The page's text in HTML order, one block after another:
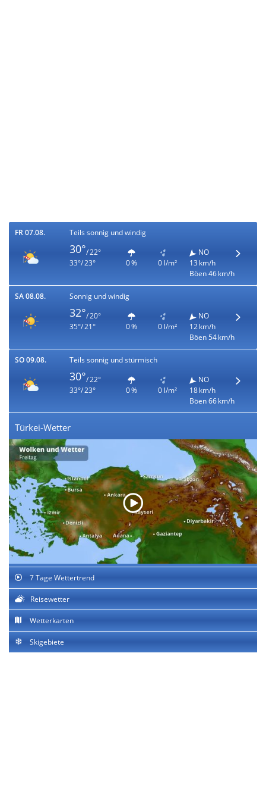
FR 07.08. Teils sonnig und windig
30°/ 22°
33°/ 23°
0 % 0 l/m²
NO
13 km/h
Böen 46 km/h
SA 08.08. Sonnig und windig
32°/ 20°
35°/ 21°
0 % 0 l/m²
NO
12 km/h
Böen 54 km/h
SO 09.08. Teils sonnig und stürmisch
30°/ 22°
33°/ 23°
0 % 0 l/m²
NO
18 km/h
Böen 66 km/h
Türkei-Wetter
7 Tage Wettertrend
Reisewetter
Wetterkarten
Skigebiete